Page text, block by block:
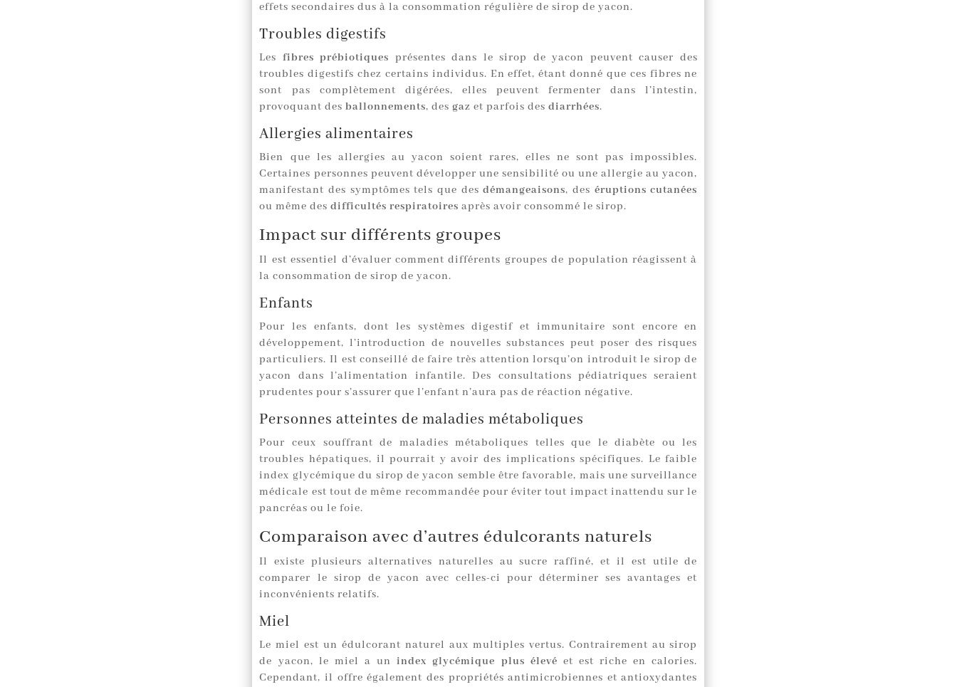
effets secondaires dus à la consommation régulière de sirop de yacon.
Troubles digestifs
Les fibres prébiotiques présentes dans le sirop de yacon peuvent causer des
troubles digestifs chez certains individus. En effet, étant donné que ces fibres ne
sont pas complètement digérées, elles peuvent fermenter dans l’intestin,
provoquant desballonnements, desgaz et parfois desdiarrhées.
Allergies alimentaires
Bien que les allergies au yacon soient rares, elles ne sont pas impossibles.
Certaines personnes peuvent développer une sensibilité ou une allergie au yacon,
manifestant des symptômes tels que desdémangeaisons, des éruptions cutanées
ou même desdifficultés respiratoires après avoir consommé le sirop.
Impact sur différents groupes
Il est essentiel d’évaluer comment différents groupes de population réagissent à
la consommation de sirop de yacon.
Enfants
Pour les enfants, dont les systèmes digestif et immunitaire sont encore en
développement, l’introduction de nouvelles substances peut poser des risques
particuliers. Il est conseillé de faire très attention lorsqu’on introduit le sirop de
yacon dans l’alimentation infantile. Des consultations pédiatriques seraient
prudentes pour s’assurer que l’enfant n’aura pas de réaction négative.
Personnes atteintes de maladies métaboliques
Pour ceux souffrant de maladies métaboliques telles que le diabète ou les
troubles hépatiques, il pourrait y avoir des implications spécifiques. Le faible
index glycémique du sirop de yacon semble être favorable, mais une surveillance
médicale est tout de même recommandée pour éviter tout impact inattendu sur le
pancréas ou le foie.
Comparaison avec d’autres édulcorants naturels
Il existe plusieurs alternatives naturelles au sucre raffiné, et il est utile de
comparer le sirop de yacon avec celles-ci pour déterminer ses avantages et
inconvénients relatifs.
Miel
Le miel est un édulcorant naturel aux multiples vertus. Contrairement au sirop
de yacon, le miel a unindex glycémique plus élevé et est riche en calories.
Cependant, il offre également des propriétés antimicrobiennes et antioxydantes